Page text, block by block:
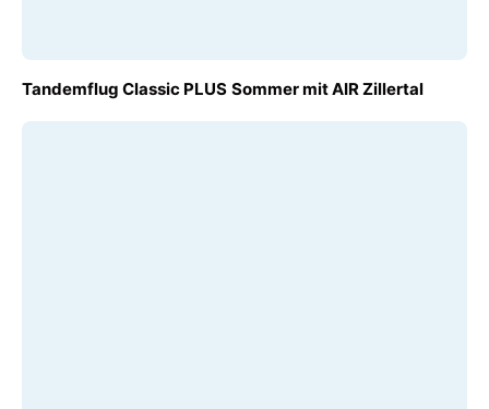
€ 140,00
Tandemflug Classic PLUS Sommer mit AIR Zillertal